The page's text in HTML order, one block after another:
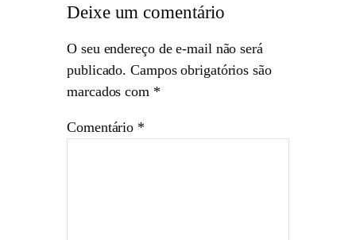
Deixe um comentário
O seu endereço de e-mail não será
publicado. Campos obrigatórios são
marcados com *
Comentário *